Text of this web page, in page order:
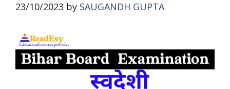
23/10/2023 by SAUGANDH GUPTA